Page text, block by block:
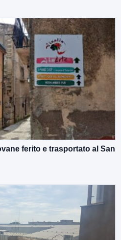
ferito e trasportato al San